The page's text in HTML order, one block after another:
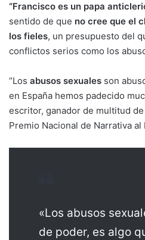
“Francisco es un papa
sentido de que no cree que el
los fieles, un presupuesto del
conflictos serios como los
“Los abusos sexuales son
en España hemos padecido
escritor, ganador de multitud
Premio Nacional de Narrativa al
«Los abusos
de poder, es algo